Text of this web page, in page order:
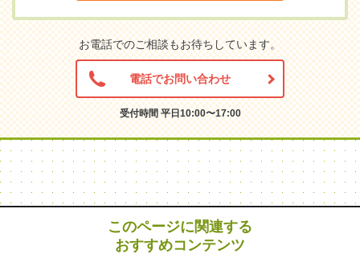
お電話でのご相談もお待ちしています。
電話でお問い合わせ
受付時間 平日10:00〜17:00
このページに関連する
おすすめコンテンツ